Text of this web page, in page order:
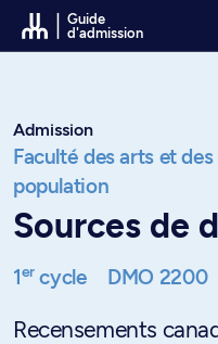
Passer au contenu
Guide
d'admission
Admission
Faculté des arts et
population
Sources de
1ercycle DMO 2200
Recensements